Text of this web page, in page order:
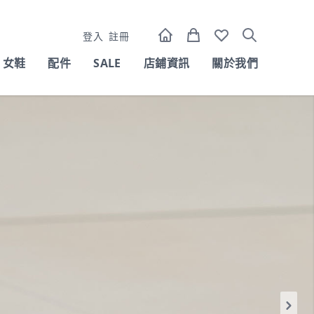
登入 註冊
女鞋 配件 SALE 店鋪資訊 關於我們